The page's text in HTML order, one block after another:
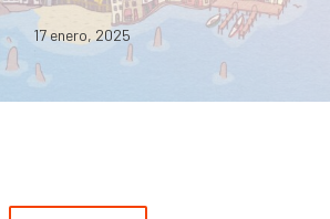
17 enero, 2025